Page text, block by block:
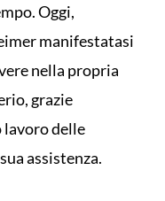
Oggi,
manifestatasi
nella propria
grazie
lavoro delle
assistenza.